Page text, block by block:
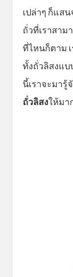
เปล่าๆ ก็แส
ถั่วที่เราสาม
ที่ไหนก็ตาม
ทั้งถั่วลิสงแบ
นี้เราจะมารู้
ถั่วลิสงให้มา